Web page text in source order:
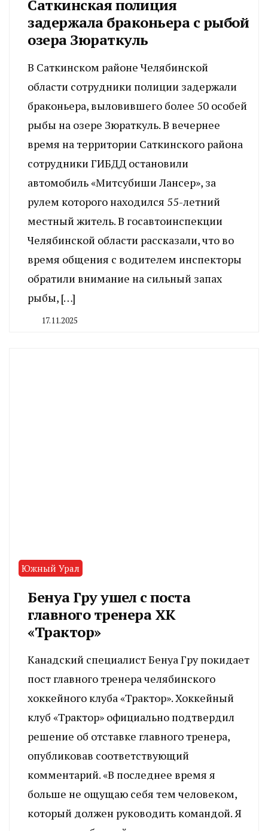
Саткинская полиция
задержала браконьера с рыбой
озера Зюраткуль
В Саткинском районе Челябинской
области сотрудники полиции задержали
браконьера, выловившего более 50 особей
рыбы на озере Зюраткуль. В вечернее
время на территории Саткинского района
сотрудники ГИБДД остановили
автомобиль «Митсубиши Лансер», за
рулем которого находился 55-летний
местный житель. В госавтоинспекции
Челябинской области рассказали, что во
время общения с водителем инспекторы
обратили внимание на сильный запах
рыбы, […]
17.11.2025
Южный Урал
Бенуа Гру ушел с поста
главного тренера ХК
«Трактор»
Канадский специалист Бенуа Гру покидает
пост главного тренера челябинского
хоккейного клуба «Трактор». Хоккейный
клуб «Трактор» официально подтвердил
решение об отставке главного тренера,
опубликовав соответствующий
комментарий. «В последнее время я
больше не ощущаю себя тем человеком,
который должен руководить командой. Я